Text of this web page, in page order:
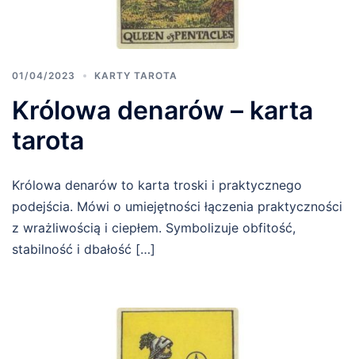
01/04/2023 KARTY TAROTA
Królowa denarów – karta
tarota
Królowa denarów to karta troski i praktycznego
podejścia. Mówi o umiejętności łączenia praktyczności
z wrażliwością i ciepłem. Symbolizuje obfitość,
stabilność i dbałość […]